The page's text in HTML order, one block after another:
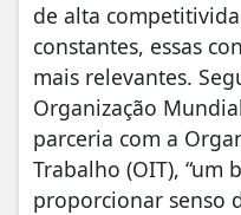
de alta
constantes, essas
mais relevantes.
Organização
parceria com a
Trabalho (OIT), “um
proporcionar senso